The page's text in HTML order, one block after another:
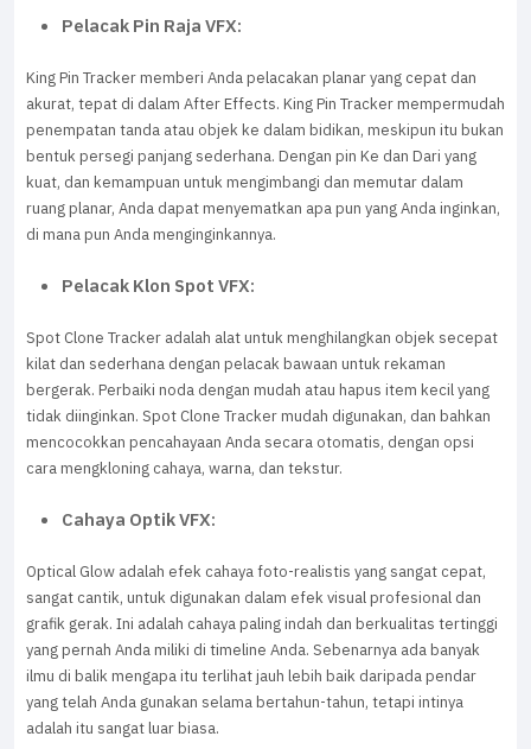
Pelacak Pin Raja VFX:
King Pin Tracker memberi Anda pelacakan planar yang cepat dan
akurat, tepat di dalam After Effects. King Pin Tracker mempermudah
penempatan tanda atau objek ke dalam bidikan, meskipun itu bukan
bentuk persegi panjang sederhana. Dengan pin Ke dan Dari yang
kuat, dan kemampuan untuk mengimbangi dan memutar dalam
ruang planar, Anda dapat menyematkan apa pun yang Anda inginkan,
di mana pun Anda menginginkannya.
Pelacak Klon Spot VFX:
Spot Clone Tracker adalah alat untuk menghilangkan objek secepat
kilat dan sederhana dengan pelacak bawaan untuk rekaman
bergerak. Perbaiki noda dengan mudah atau hapus item kecil yang
tidak diinginkan. Spot Clone Tracker mudah digunakan, dan bahkan
mencocokkan pencahayaan Anda secara otomatis, dengan opsi
cara mengkloning cahaya, warna, dan tekstur.
Cahaya Optik VFX:
Optical Glow adalah efek cahaya foto-realistis yang sangat cepat,
sangat cantik, untuk digunakan dalam efek visual profesional dan
grafik gerak. Ini adalah cahaya paling indah dan berkualitas tertinggi
yang pernah Anda miliki di timeline Anda. Sebenarnya ada banyak
ilmu di balik mengapa itu terlihat jauh lebih baik daripada pendar
yang telah Anda gunakan selama bertahun-tahun, tetapi intinya
adalah itu sangat luar biasa.